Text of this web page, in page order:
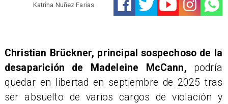
Katrina Nuñez Farias
Christian Brückner, principal sospechoso de la
desaparición de Madeleine McCann, podría
quedar en libertad en septiembre de 2025 tras
ser absuelto de varios cargos de violación y